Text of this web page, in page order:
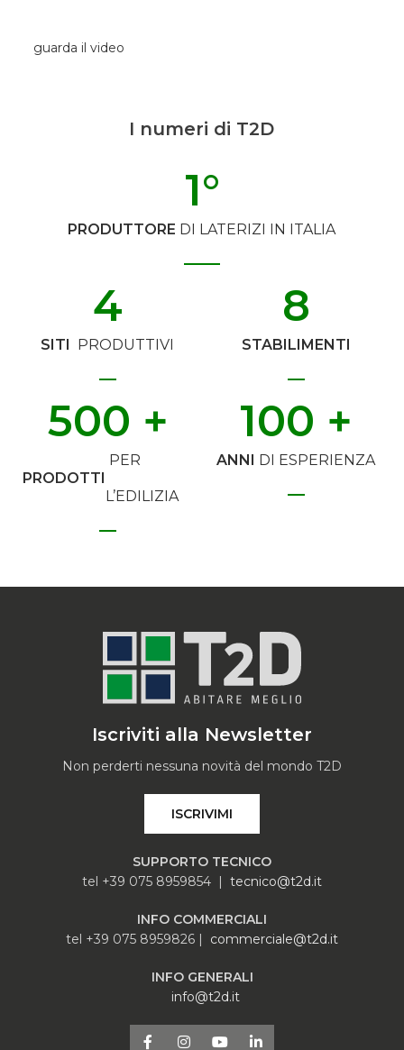
guarda il video
I numeri di T2D
PRODUTTORE DI LATERIZI IN ITALIA
1°
SITI PRODUTTIVI
4
STABILIMENTI
8
PRODOTTI
PER
L’EDILIZIA
500 +
ANNI DI ESPERIENZA
100 +
Iscriviti alla Newsletter
Non perderti nessuna novità del mondo T2D
ISCRIVIMI
SUPPORTO TECNICO
tel +39 075 8959854 | tecnico@t2d.it
INFO COMMERCIALI
tel +39 075 8959826 | commerciale@t2d.it
INFO GENERALI
info@t2d.it